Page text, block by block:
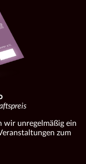
wir unregelmäßig ein
zum